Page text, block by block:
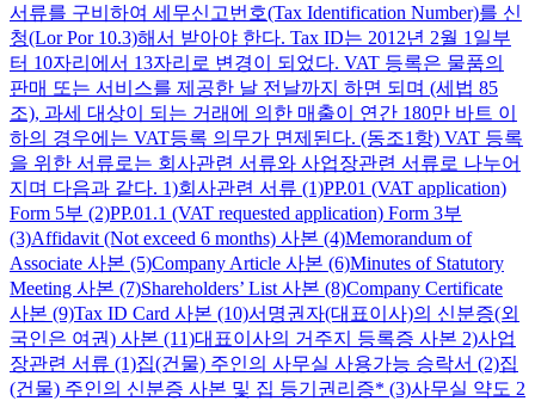
서류를 구비하여 세무신고번호(Tax Identification Number)를 신
청(Lor Por 10.3)해서 받아야 한다. Tax ID는 2012년 2월 1일부
터 10자리에서 13자리로 변경이 되었다. VAT 등록은 물품의
판매 또는 서비스를 제공한 날 전날까지 하면 되며 (세법 85
조), 과세 대상이 되는 거래에 의한 매출이 연간 180만 바트 이
하의 경우에는 VAT등록 의무가 면제된다. (동조1항) VAT 등록
을 위한 서류로는 회사관련 서류와 사업장관련 서류로 나누어
지며 다음과 같다. 1)회사관련 서류 (1)PP.01 (VAT application)
Form 5부 (2)PP.01.1 (VAT requested application) Form 3부
(3)Affidavit (Not exceed 6 months) 사본 (4)Memorandum of
Associate 사본 (5)Company Article 사본 (6)Minutes of Statutory
Meeting 사본 (7)Shareholders’ List 사본 (8)Company Certificate
사본 (9)Tax ID Card 사본 (10)서명권자(대표이사)의 신분증(외
국인은 여권) 사본 (11)대표이사의 거주지 등록증 사본 2)사업
장관련 서류 (1)집(건물) 주인의 사무실 사용가능 승락서 (2)집
(건물) 주인의 신분증 사본 및 집 등기권리증* (3)사무실 약도 2